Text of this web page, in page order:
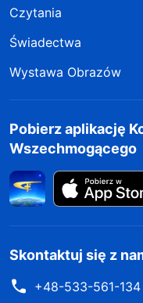
Czytania
Świadectwa
Wystawa Obrazów
Pobierz aplikację
Wszechmogącego
Skontaktuj się z
+48-533-561-134